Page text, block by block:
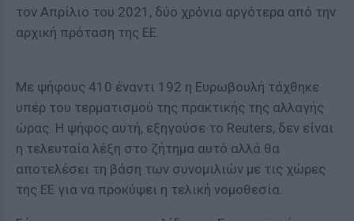
τον Απρίλιο του 2021, δύο χρόνια αργότερα από την
αρχική πρόταση της ΕΕ.
Με ψήφους 410 έναντι 192 η Ευρωβουλή τάχθηκε
υπέρ του τερματισμού της πρακτικής της αλλαγής
ώρας. Η ψήφος αυτή, εξηγούσε το Reuters, δεν είναι
η τελευταία λέξη στο ζήτημα αυτό αλλά θα
αποτελέσει τη βάση των συνομιλιών με τις χώρες
της ΕΕ για να προκύψει η τελική νομοθεσία.